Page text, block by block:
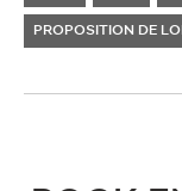
PROPOSITION DE LOI